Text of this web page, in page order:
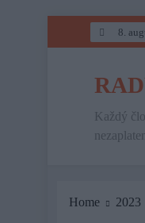
8.
Každý
Home 2023